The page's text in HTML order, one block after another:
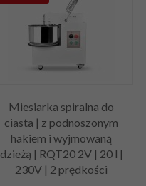
Miesiarka spiralna do
ciasta | z podnoszonym
hakiem i wyjmowaną
dzieżą | RQT20 2V | 20 l |
230V | 2 prędkości